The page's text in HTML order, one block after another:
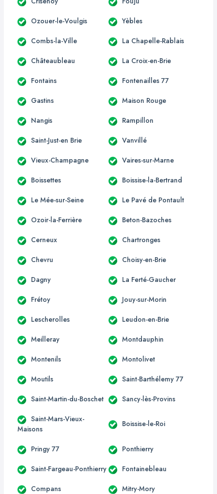
Ozouer-le-Voulgis Yèbles
Combs-la-Ville La Chapelle-Rablais
Châteaubleau La Croix-en-Brie
Fontains Fontenailles 77
Gastins Maison Rouge
Nangis Rampillon
Saint-Just-en Brie Vanvillé
Vieux-Champagne Vaires-sur-Marne
Boissettes Boissise-la-Bertrand
Le Mée-sur-Seine Le Pavé de Pontault
Ozoir-la-Ferrière Beton-Bazoches
Cerneux Chartronges
Chevru Choisy-en-Brie
Dagny La Ferté-Gaucher
Frétoy Jouy-sur-Morin
Lescherolles Leudon-en-Brie
Meilleray Montdauphin
Montenils Montolivet
Moutils Saint-Barthélemy 77
Saint-Martin-du-Boschet Sancy-lès-Provins
Saint-Mars-Vieux-
Maisons
Boissise-le-Roi
Pringy 77 Ponthierry
Saint-Fargeau-Ponthierry Fontainebleau
Compans Mitry-Mory